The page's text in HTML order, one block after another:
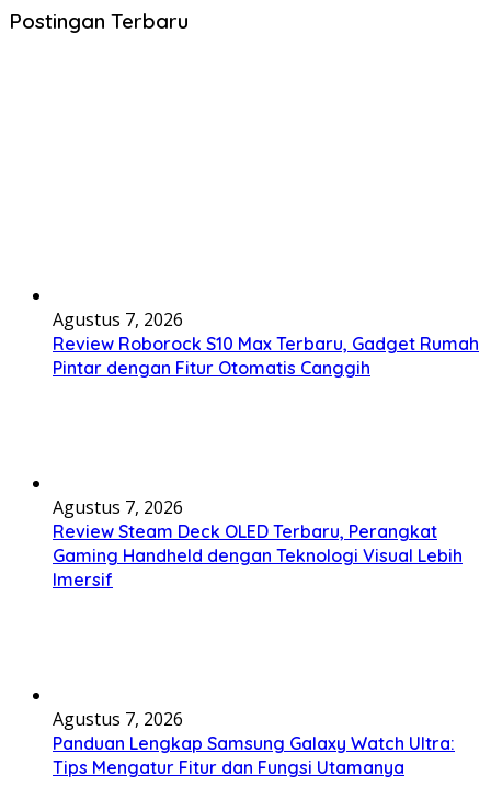
Postingan Terbaru
Agustus 7, 2026
Review Roborock S10 Max Terbaru, Gadget Rumah
Pintar dengan Fitur Otomatis Canggih
Agustus 7, 2026
Review Steam Deck OLED Terbaru, Perangkat
Gaming Handheld dengan Teknologi Visual Lebih
Imersif
Agustus 7, 2026
Panduan Lengkap Samsung Galaxy Watch Ultra:
Tips Mengatur Fitur dan Fungsi Utamanya